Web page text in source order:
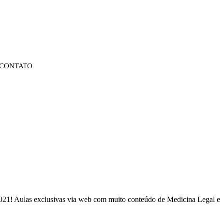
Aulas exclusivas via web com muito conteúdo de Medicina Legal e